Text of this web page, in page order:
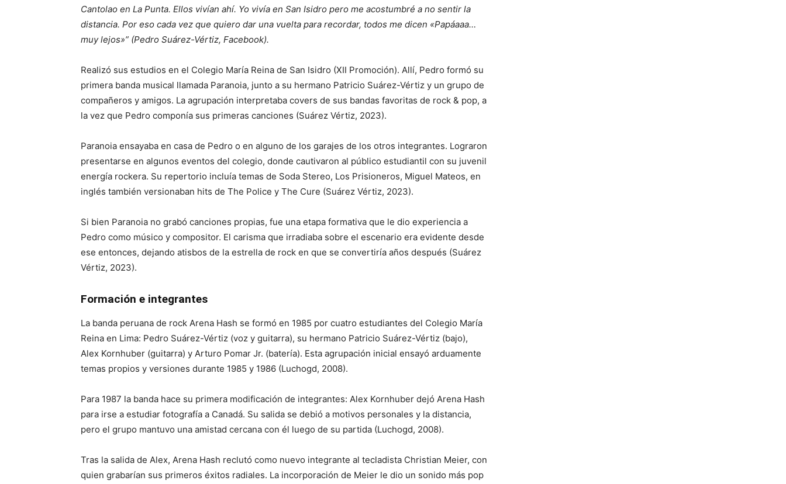
Cantolao en La Punta. Ellos vivían ahí. Yo vivía en San Isidro pero me acostumbré a no sentir la
distancia. Por eso cada vez que quiero dar una vuelta para recordar, todos me dicen «Papáaaa…
muy lejos»” (Pedro Suárez-Vértiz, Facebook).
Realizó sus estudios en el Colegio María Reina de San Isidro (XII Promoción). Allí, Pedro formó su
primera banda musical llamada Paranoia, junto a su hermano Patricio Suárez-Vértiz y un grupo de
compañeros y amigos. La agrupación interpretaba covers de sus bandas favoritas de rock & pop, a
la vez que Pedro componía sus primeras canciones (Suárez Vértiz, 2023).
Paranoia ensayaba en casa de Pedro o en alguno de los garajes de los otros integrantes. Lograron
presentarse en algunos eventos del colegio, donde cautivaron al público estudiantil con su juvenil
energía rockera. Su repertorio incluía temas de Soda Stereo, Los Prisioneros, Miguel Mateos, en
inglés también versionaban hits de The Police y The Cure (Suárez Vértiz, 2023).
Si bien Paranoia no grabó canciones propias, fue una etapa formativa que le dio experiencia a
Pedro como músico y compositor. El carisma que irradiaba sobre el escenario era evidente desde
ese entonces, dejando atisbos de la estrella de rock en que se convertiría años después (Suárez
Vértiz, 2023).
Formación e integrantes
La banda peruana de rock Arena Hash se formó en 1985 por cuatro estudiantes del Colegio María
Reina en Lima: Pedro Suárez-Vértiz (voz y guitarra), su hermano Patricio Suárez-Vértiz (bajo),
Alex Kornhuber (guitarra) y Arturo Pomar Jr. (batería). Esta agrupación inicial ensayó arduamente
temas propios y versiones durante 1985 y 1986 (Luchogd, 2008).
Para 1987 la banda hace su primera modificación de integrantes: Alex Kornhuber dejó Arena Hash
para irse a estudiar fotografía a Canadá. Su salida se debió a motivos personales y la distancia,
pero el grupo mantuvo una amistad cercana con él luego de su partida (Luchogd, 2008).
Tras la salida de Alex, Arena Hash reclutó como nuevo integrante al tecladista Christian Meier, con
quien grabarían sus primeros éxitos radiales. La incorporación de Meier le dio un sonido más pop